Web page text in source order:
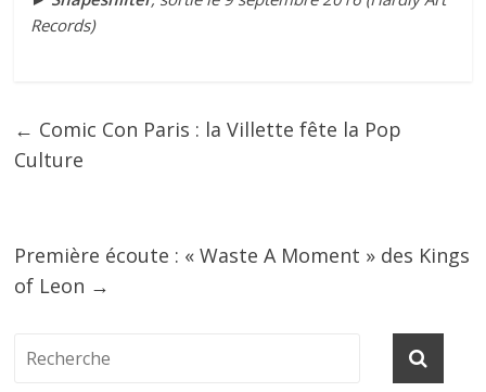
Records)
← Comic Con Paris : la Villette fête la Pop
Culture
Première écoute : « Waste A Moment » des Kings
of Leon →